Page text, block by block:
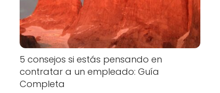
5 consejos si estás pensando en
contratar a un empleado: Guía
Completa